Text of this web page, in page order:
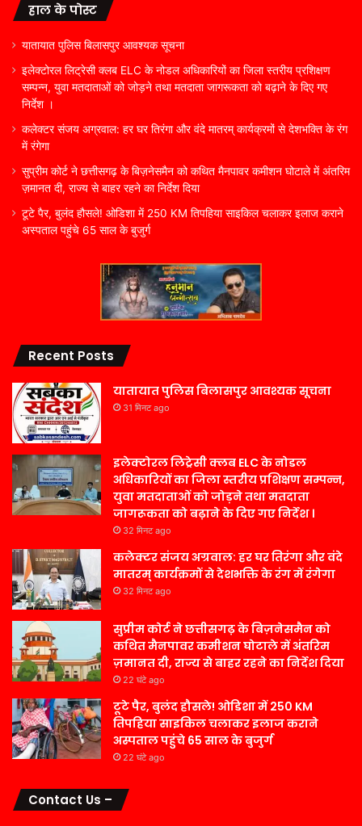
हाल के पोस्ट
यातायात पुलिस बिलासपुर आवश्यक सूचना
इलेक्टोरल लिट्रेसी क्लब ELC के नोडल अधिकारियों का जिला स्तरीय प्रशिक्षण
सम्पन्न, युवा मतदाताओं को जोड़ने तथा मतदाता जागरूकता को बढ़ाने के दिए गए
निर्देश ।
कलेक्टर संजय अग्रवाल: हर घर तिरंगा और वंदे मातरम् कार्यक्रमों से देशभक्ति के रंग
में रंगेगा
सुप्रीम कोर्ट ने छत्तीसगढ़ के बिज़नेसमैन को कथित मैनपावर कमीशन घोटाले में अंतरिम
ज़मानत दी, राज्य से बाहर रहने का निर्देश दिया
टूटे पैर, बुलंद हौसले! ओडिशा में 250 KM तिपहिया साइकिल चलाकर इलाज कराने
अस्पताल पहुंचे 65 साल के बुजुर्ग
Recent Posts
यातायात पुलिस बिलासपुर आवश्यक सूचना
31 मिनट ago
इलेक्टोरल लिट्रेसी क्लब ELC के नोडल
अधिकारियों का जिला स्तरीय प्रशिक्षण सम्पन्न,
युवा मतदाताओं को जोड़ने तथा मतदाता
जागरूकता को बढ़ाने के दिए गए निर्देश ।
32 मिनट ago
कलेक्टर संजय अग्रवाल: हर घर तिरंगा और वंदे
मातरम् कार्यक्रमों से देशभक्ति के रंग में रंगेगा
32 मिनट ago
सुप्रीम कोर्ट ने छत्तीसगढ़ के बिज़नेसमैन को
कथित मैनपावर कमीशन घोटाले में अंतरिम
ज़मानत दी, राज्य से बाहर रहने का निर्देश दिया
22 घंटे ago
टूटे पैर, बुलंद हौसले! ओडिशा में 250 KM
तिपहिया साइकिल चलाकर इलाज कराने
अस्पताल पहुंचे 65 साल के बुजुर्ग
22 घंटे ago
Contact Us –